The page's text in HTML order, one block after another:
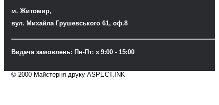
м. Житомир,
вул. Михайла Грушевського 61, оф.8
Видача замовлень: Пн-Пт: з 9:00 - 15:00
© 2000 Майстерня друку ASPECT.INK